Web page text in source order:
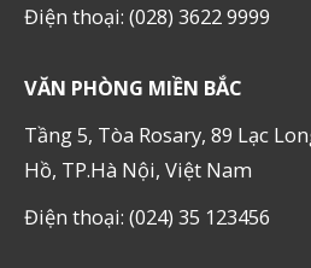
Điện thoại: (028) 3622 9999
VĂN PHÒNG MIỀN BẮC
Tầng 5, Tòa Rosary, 89 Lạc
Hồ, TP.Hà Nội, Việt Nam
Điện thoại: (024) 35 123456